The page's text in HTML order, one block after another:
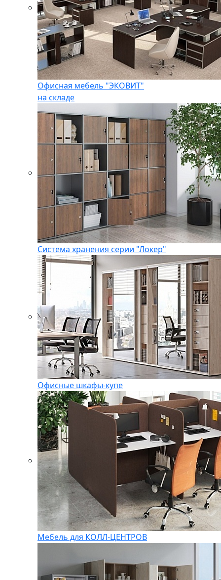
Офисная мебель "ЭКОВИТ"
на складе
Система хранения серии "Локер"
Офисные шкафы-купе
Мебель для КОЛЛ-ЦЕНТРОВ